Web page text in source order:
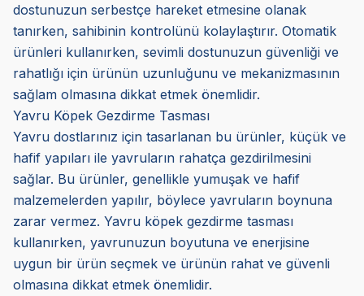
dostunuzun serbestçe hareket etmesine olanak
tanırken, sahibinin kontrolünü kolaylaştırır. Otomatik
ürünleri kullanırken, sevimli dostunuzun güvenliği ve
rahatlığı için ürünün uzunluğunu ve mekanizmasının
sağlam olmasına dikkat etmek önemlidir.
Yavru Köpek Gezdirme Tasması
Yavru dostlarınız için tasarlanan bu ürünler, küçük ve
hafif yapıları ile yavruların rahatça gezdirilmesini
sağlar. Bu ürünler, genellikle yumuşak ve hafif
malzemelerden yapılır, böylece yavruların boynuna
zarar vermez. Yavru köpek gezdirme tasması
kullanırken, yavrunuzun boyutuna ve enerjisine
uygun bir ürün seçmek ve ürünün rahat ve güvenli
olmasına dikkat etmek önemlidir.